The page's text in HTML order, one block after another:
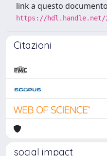
link a questo
https://hdl.handle.net/
Citazioni
social impact